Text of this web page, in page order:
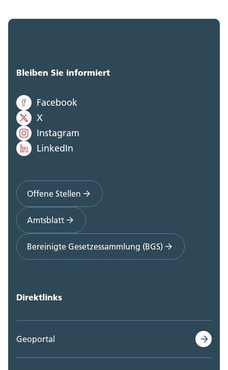
Bleiben Sie informiert
Facebook
X
Instagram
LinkedIn
Offene Stellen
Amtsblatt
Bereinigte Gesetzessammlung (BGS)
Direktlinks
Geoportal